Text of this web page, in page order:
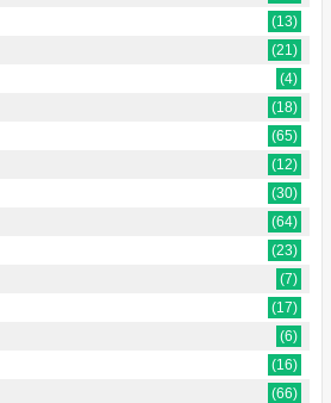
(13)
(21)
(4)
(18)
(65)
(12)
(30)
(64)
(23)
(7)
(17)
(6)
(16)
(66)